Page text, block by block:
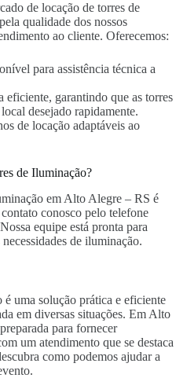
de locação de torres de
qualidade dos nossos
ao cliente. Oferecemos:
para assistência técnica a
eficiente, garantindo que as torres
desejado rapidamente.
de locação adaptáveis ao
de Iluminação?
em Alto Alegre – RS é
conosco pelo telefone
equipe está pronta para
de iluminação.
uma solução prática e eficiente
em diversas situações. Em Alto
para fornecer
um atendimento que se destaca
como podemos ajudar a